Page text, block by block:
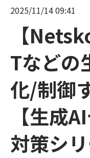
2025/11/14 09:41
【
Tなどの
化/制御
【生成
対策シリ